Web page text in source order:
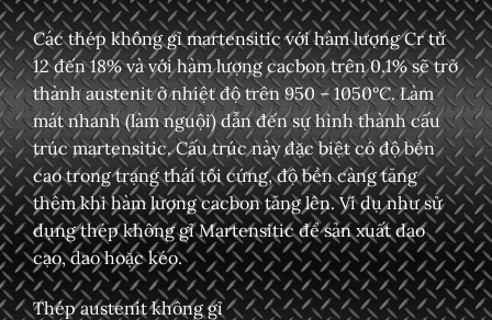
Các thép không gỉ martensitic với hàm lượng Cr từ
12 đến 18% và với hàm lượng cacbon trên 0.1% sẽ trở
thành austenit ở nhiệt độ trên 950 – 1050°C. Làm
mát nhanh (làm nguội) dẫn đến sự hình thành cấu
trúc martensitic. Cấu trúc này đặc biệt có độ bền
cao trong trạng thái tôi cứng, độ bền càng tăng
thêm khi hàm lượng cacbon tăng lên. Ví dụ như sử
dụng thép không gỉ Martensitic để sản xuất dao
cạo, dao hoặc kéo.
Thép austenit không gỉ